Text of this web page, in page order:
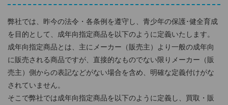
弊社では、昨今の法令・各条例を遵守し、青少年の保護･健全育成
を目的として、成年向指定商品を以下のように定義いたします。
成年向指定商品とは、主にメーカー（販売主）より一般の成年向
に販売される商品ですが、直接的なものでない限りメーカー（販
売主）側からの表記などがない場合を含め、明確な定義付けがな
されていません。
そこで弊社では成年向指定商品を以下のように定義し、買取・販